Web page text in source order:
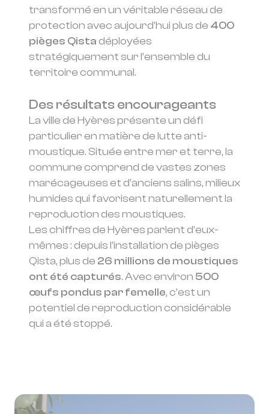
transformé en un véritable réseau de
protection avec aujourd’hui plus de 400
pièges Qistadéployées
stratégiquement sur l’ensemble du
territoire communal.
Des résultats encourageants
La ville de Hyères présente un défi
particulier en matière de lutte anti-
moustique. Située entre mer et terre, la
commune comprend de vastes zones
marécageuses et d’anciens salins, milieux
humides qui favorisent naturellement la
reproduction des moustiques.
Les chiffres de Hyères parlent d’eux-
mêmes : depuis l’installation de pièges
Qista, plus de 26 millions de moustiques
ont été capturés. Avec environ 500
œufs pondus par femelle, c’est un
potentiel de reproduction considérable
qui a été stoppé.